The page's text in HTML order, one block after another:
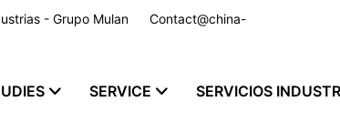
- Grupo Mulan
Contact@china-
SERVICE SERVICIOS